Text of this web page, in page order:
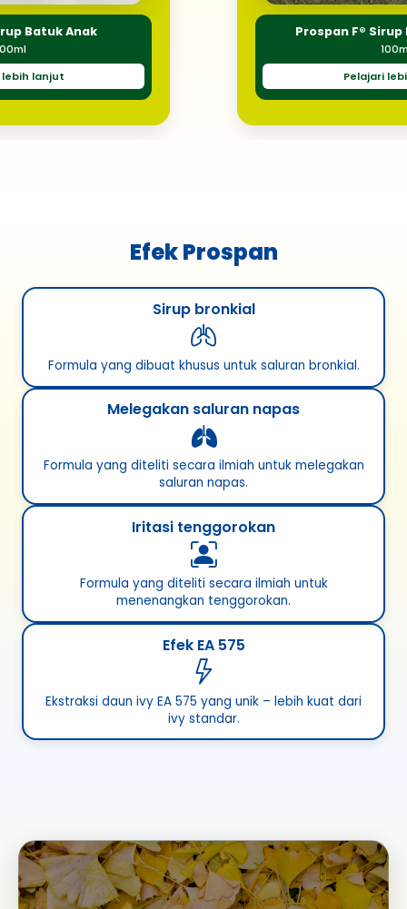
Batuk Anak
lebih lanjut
Prospan F®
Pelajari
Efek Prospan
Sirup bronkial
Formula yang dibuat khusus untuk saluran bronkial.
Melegakan saluran napas
Formula yang diteliti secara ilmiah untuk melegakan
saluran napas.
Iritasi tenggorokan
Formula yang diteliti secara ilmiah untuk
menenangkan tenggorokan.
Efek EA 575
Ekstraksi daun ivy EA 575 yang unik – lebih kuat dari
ivy standar.